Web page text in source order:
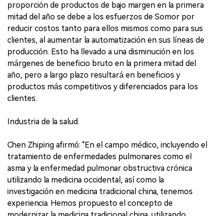
proporción de productos de bajo margen en la primera
mitad del año se debe a los esfuerzos de Somor por
reducir costos tanto para ellos mismos como para sus
clientes, al aumentar la automatización en sus líneas de
producción. Esto ha llevado a una disminución en los
márgenes de beneficio bruto en la primera mitad del
año, pero a largo plazo resultará en beneficios y
productos más competitivos y diferenciados para los
clientes.
Industria de la salud.
Chen Zhiping afirmó: "En el campo médico, incluyendo el
tratamiento de enfermedades pulmonares como el
asma y la enfermedad pulmonar obstructiva crónica
utilizando la medicina occidental, así como la
investigación en medicina tradicional china, tenemos
experiencia. Hemos propuesto el concepto de